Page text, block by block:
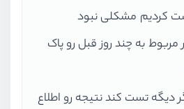
کردیم مشکلی نبود
به چند روز قبل رو پاک
دیگه تست کند نتیجه رو اطلاع